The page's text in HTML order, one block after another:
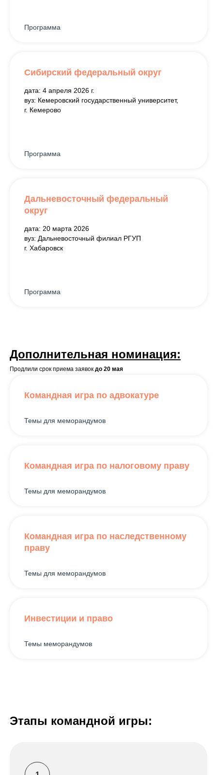
Программа
Сибирский федеральный округ
дата: 4 апреля 2026 г.
вуз: Кемеровский государственный университет,
г. Кемерово
Программа
Дальневосточный федеральный
округ
дата: 20 марта 2026
вуз: Дальневосточный филиал РГУП
г. Хабаровск
Программа
Дополнительная номинация:
Продлили срок приема заявок до 20 мая
Командная игра по адвокатуре
Темы для меморандумов
Командная игра по налоговому праву
Темы для меморандумов
Командная игра по наследственному
праву
Темы для меморандумов
Инвестиции и право
Темы меморандумов
Этапы командной игры:
Свяжитесь с нами
АППАРАТ
СО СТУДЕНТАМИ
student@yulrf.ru
Вступайте в наше
ВСЕРОССИЙСКАЯ СТУДЕНЧЕСКАЯ